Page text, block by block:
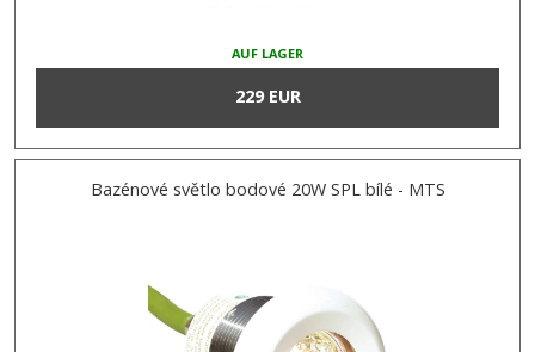
AUF LAGER
229 EUR
Bazénové světlo bodové 20W SPL bílé - MTS